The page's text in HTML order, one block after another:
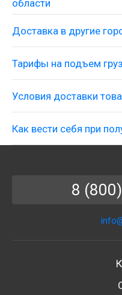
области
Доставка в другие
Тарифы на подъем
Условия доставки
Как вести себя при
8